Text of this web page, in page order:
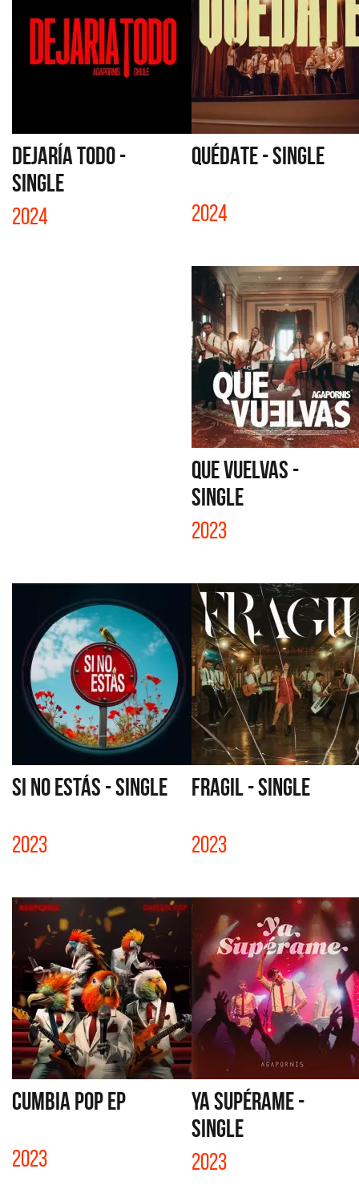
DEJARÍA TODO -
SINGLE
2024
QUÉDATE - SINGLE
2024
QUE VUELVAS -
SINGLE
2023
SI NO ESTÁS - SINGLE
2023
FRAGIL - SINGLE
2023
CUMBIA POP EP
2023
YA SUPÉRAME -
SINGLE
2023